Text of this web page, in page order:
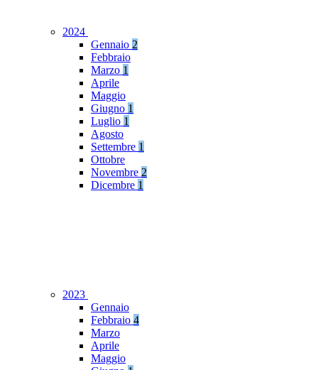
2024
Gennaio 2
Febbraio
Marzo 1
Aprile
Maggio
Giugno 1
Luglio 1
Agosto
Settembre 1
Ottobre
Novembre 2
Dicembre 1
2023
Gennaio
Febbraio 4
Marzo
Aprile
Maggio